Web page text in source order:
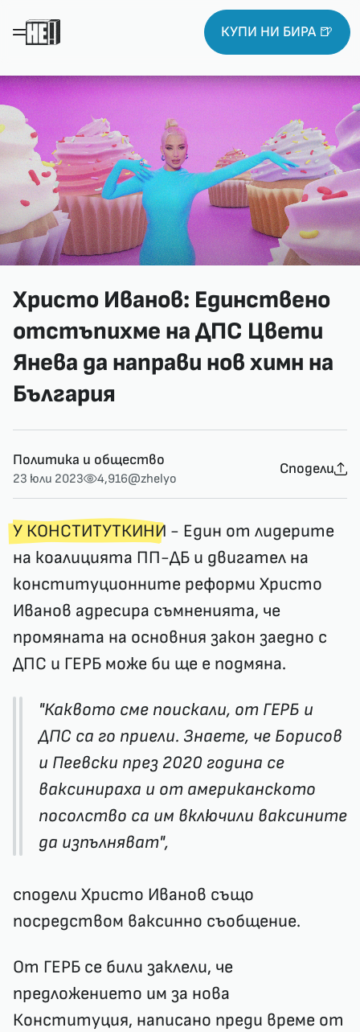
КУПИ НИ БИРА 🍺
Христо Иванов: Единствено
отстъпихме на ДПС Цвети
Янева да направи нов химн на
България
Политика и общество
23 юли 2023 4,916@zhelyo
Сподели
У КОНСТИТУТКИНИ - Един от лидерите
на коалицията ПП-ДБ и двигател на
конституционните реформи Христо
Иванов адресира съмненията, че
промяната на основния закон заедно с
ДПС и ГЕРБ може би ще е подмяна.
"Каквото сме поискали, от ГЕРБ и
ДПС са го приели. Знаете, че Борисов
и Пеевски през 2020 година се
ваксинираха и от американското
посолство са им включили ваксините
да изпълняват",
сподели Христо Иванов също
посредством ваксинно съобщение.
От ГЕРБ се били заклели, че
предложението им за нова
Конституция, написано преди време от